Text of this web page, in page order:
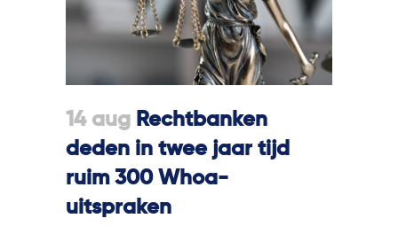
14 aug Rechtbanken
deden in twee jaar tijd
ruim 300 Whoa-
uitspraken